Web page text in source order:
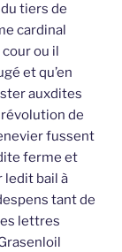
tiers de
cardinal
ou il
et qu’en
auxdites
de
fussent
ferme et
ledit bail à
tant de
lettres